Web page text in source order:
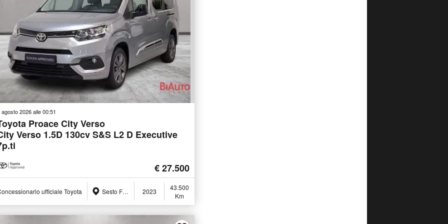
agosto 2026 alle 00:51
Proace City Verso
Verso 1.5D 130cv S&S L2 D Executive
€ 27.500
ufficiale Toyota Sesto Fiorentino (FI) 2023
43.500
Km